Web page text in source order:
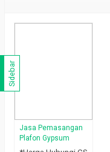
Jasa Pemasangan
Plafon Gypsum
Sidebar